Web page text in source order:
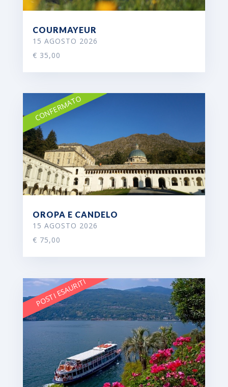
COURMAYEUR
15 AGOSTO 2026
€ 35,00
OROPA E CANDELO
15 AGOSTO 2026
€ 75,00
CONFERMATO
POSTI ESAURITI